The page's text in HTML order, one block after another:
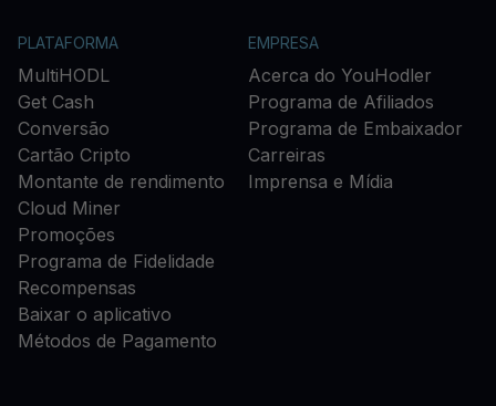
PLATAFORMA
MultiHODL
Get Cash
Conversão
Cartão Cripto
Montante de rendimento
Cloud Miner
Promoções
Programa de Fidelidade
Recompensas
Baixar o aplicativo
Métodos de Pagamento
EMPRESA
Acerca do YouHodler
Programa de Afiliados
Programa de Embaixador
Carreiras
Imprensa e Mídia